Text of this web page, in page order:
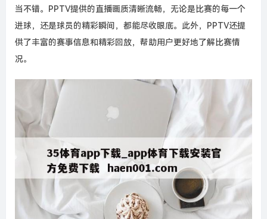
当不错。PPTV提供的直播画质清晰流畅，无论是比赛的每一个
进球，还是球员的精彩瞬间，都能尽收眼底。此外，PPTV还提
供了丰富的赛事信息和精彩回放，帮助用户更好地了解比赛情
况。